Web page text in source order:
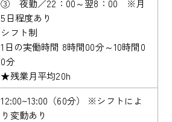
③ 夜勤／22：00～翌8：00 ※月
5日程度あり
シフト制
1日の実働時間 8時間00分～10時間0
0分
★残業月平均20h
12:00~13:00（60分） ※シフトによ
り変動あり